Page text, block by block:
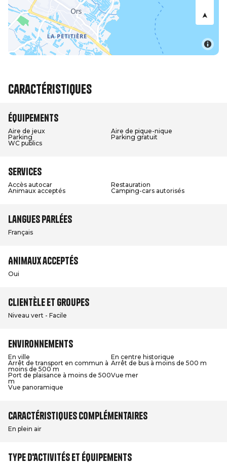
Caractéristiques
Équipements
Aire de jeux
Aire de pique-nique
Parking
Parking gratuit
WC publics
Services
Accès autocar
Restauration
Animaux acceptés
Camping-cars autorisés
Langues parlées
Français
Animaux acceptés
Oui
Clientèle et groupes
Niveau vert - Facile
Environnements
En ville
En centre historique
Arrêt de transport en commun à
moins de 500 m
Arrêt de bus à moins de 500 m
Port de plaisance à moins de 500
m
Vue mer
Vue panoramique
Caractéristiques complémentaires
En plein air
Type d'activités et équipements